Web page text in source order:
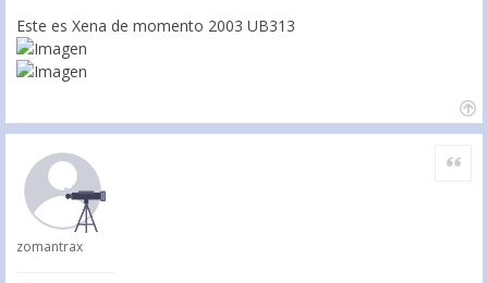
Este es Xena de momento 2003 UB313
zomantrax
Citar